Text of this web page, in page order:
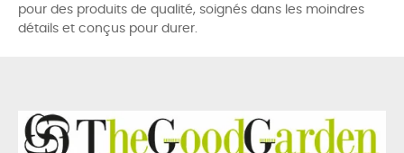
pour des produits de qualité, soignés dans les moindres
détails et conçus pour durer.